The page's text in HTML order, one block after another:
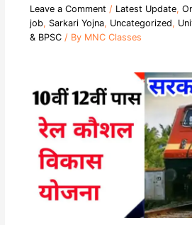
Leave a Comment / Latest Update,
job, Sarkari Yojna, Uncategorized,
& BPSC/ By MNC Classes